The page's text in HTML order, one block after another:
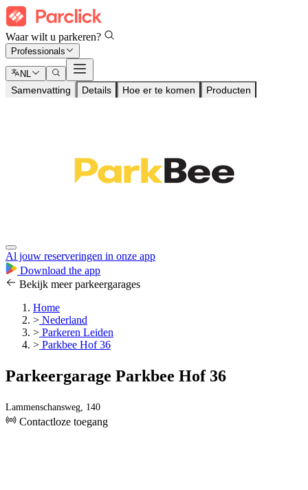
Waar wilt u parkeren?
Professionals
NL
Samenvatting Details Hoe er te komen Producten
Al jouw reserveringen in onze app
Download the app
Bekijk meer parkeergarages
Home
> Nederland
> Parkeren Leiden
> Parkbee Hof 36
Parkeergarage Parkbee Hof 36
Lammenschansweg, 140
Contactloze toegang